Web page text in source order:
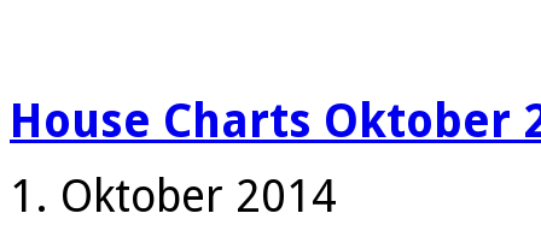
House Charts Oktober
1. Oktober 2014